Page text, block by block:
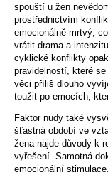
spouští u žen
prostřednictvím
emocionálně mrtvý,
vrátit drama a
cyklické konflikty
pravidelností, které
věci příliš dlouho
toužit po emocích,
Faktor nudy také
šťastná období ve
žena najde důvody k
vyřešení. Samotná
emocionální